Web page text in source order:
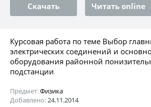
Скачать Читать online
Курсовая работа по теме Выбор
электрических соединений и
оборудования районной
подстанции
Предмет:Физика
Добавлено:24.11.2014